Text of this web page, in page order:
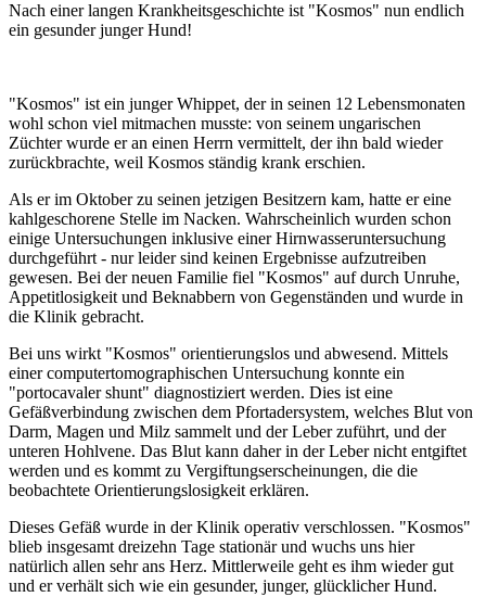
Nach einer langen Krankheitsgeschichte ist "Kosmos" nun endlich
ein gesunder junger Hund!
"Kosmos" ist ein junger Whippet, der in seinen 12 Lebensmonaten
wohl schon viel mitmachen musste: von seinem ungarischen
Züchter wurde er an einen Herrn vermittelt, der ihn bald wieder
zurückbrachte, weil Kosmos ständig krank erschien.
Als er im Oktober zu seinen jetzigen Besitzern kam, hatte er eine
kahlgeschorene Stelle im Nacken. Wahrscheinlich wurden schon
einige Untersuchungen inklusive einer Hirnwasseruntersuchung
durchgeführt - nur leider sind keinen Ergebnisse aufzutreiben
gewesen. Bei der neuen Familie fiel "Kosmos" auf durch Unruhe,
Appetitlosigkeit und Beknabbern von Gegenständen und wurde in
die Klinik gebracht.
Bei uns wirkt "Kosmos" orientierungslos und abwesend. Mittels
einer computertomographischen Untersuchung konnte ein
"portocavaler shunt" diagnostiziert werden. Dies ist eine
Gefäßverbindung zwischen dem Pfortadersystem, welches Blut von
Darm, Magen und Milz sammelt und der Leber zuführt, und der
unteren Hohlvene. Das Blut kann daher in der Leber nicht entgiftet
werden und es kommt zu Vergiftungserscheinungen, die die
beobachtete Orientierungslosigkeit erklären.
Dieses Gefäß wurde in der Klinik operativ verschlossen. "Kosmos"
blieb insgesamt dreizehn Tage stationär und wuchs uns hier
natürlich allen sehr ans Herz. Mittlerweile geht es ihm wieder gut
und er verhält sich wie ein gesunder, junger, glücklicher Hund.